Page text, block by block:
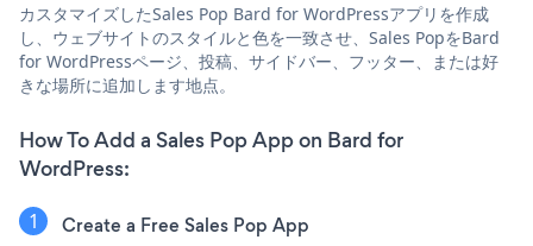
カスタマイズしたSales Pop Bard for WordPressアプリを作成
し、ウェブサイトのスタイルと色を一致させ、Sales PopをBard
for WordPressページ、投稿、サイドバー、フッター、または好
きな場所に追加します地点。
How To Add a Sales Pop App on Bard for
WordPress:
Create a Free Sales Pop App